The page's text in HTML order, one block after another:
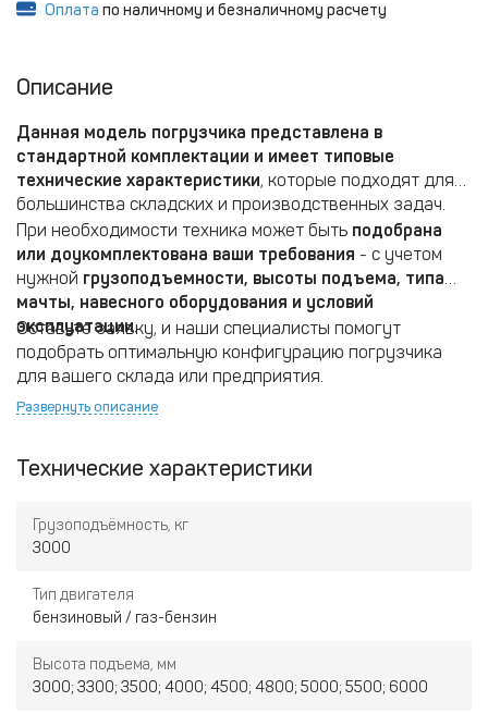
Оплата по наличному и безналичному расчету
Описание
Данная модель погрузчика представлена в
стандартной комплектации и имеет типовые
технические характеристики, которые подходят для
большинства складских и производственных задач.
При необходимости техника может быть подобрана
или доукомплектована ваши требования - с учетом
нужной грузоподъемности, высоты подъема, типа
мачты, навесного оборудования и условий
эксплуатации.
Оставьте заявку, и наши специалисты помогут
подобрать оптимальную конфигурацию погрузчика
для вашего склада или предприятия.
Развернуть описание
Технические характеристики
Грузоподъёмность, кг
3000
Тип двигателя
бензиновый / газ-бензин
Высота подъема, мм
3000; 3300; 3500; 4000; 4500; 4800; 5000; 5500; 6000